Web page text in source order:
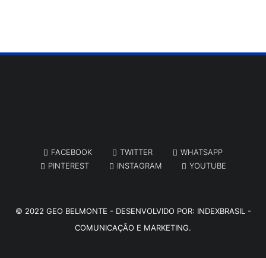
FACEBOOK TWITTER
WHATSAPP
PINTEREST
INSTAGRAM YOUTUBE
© 2022 GEO BELMONTE - DESENVOLVIDO POR: INDEXBRASIL -
COMUNICAÇÃO E MARKETING.